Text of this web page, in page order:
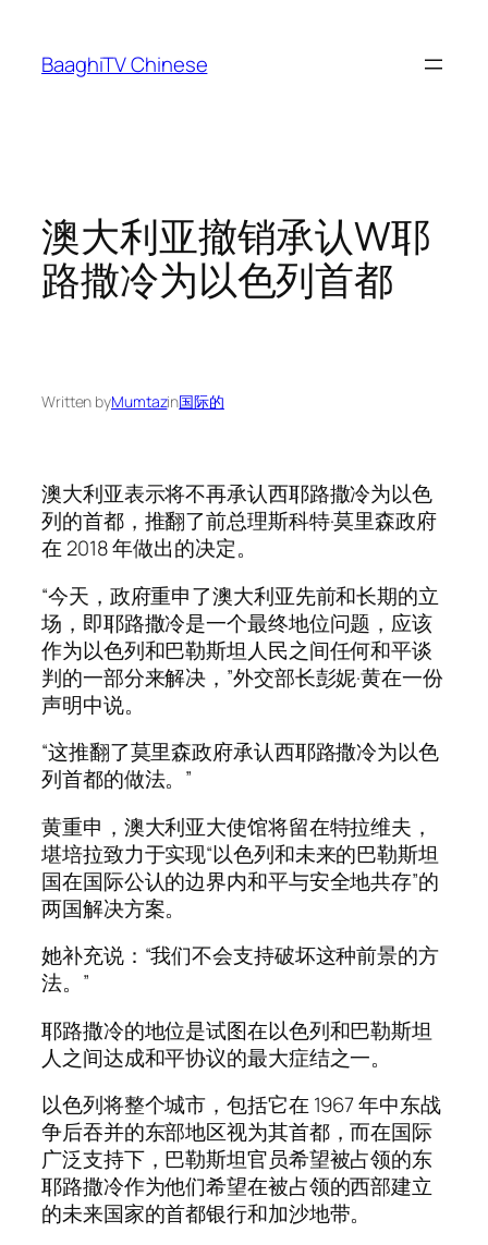
content
BaaghiTV Chinese
澳大利亚撤销承认W耶
路撒冷为以色列首都
Written byMumtazin国际的
澳大利亚表示将不再承认西耶路撒冷为以色
列的首都，推翻了前总理斯科特·莫里森政府
在 2018 年做出的决定。
“今天，政府重申了澳大利亚先前和长期的立
场，即耶路撒冷是一个最终地位问题，应该
作为以色列和巴勒斯坦人民之间任何和平谈
判的一部分来解决，”外交部长彭妮·黄在一份
声明中说。
“这推翻了莫里森政府承认西耶路撒冷为以色
列首都的做法。”
黄重申，澳大利亚大使馆将留在特拉维夫，
堪培拉致力于实现“以色列和未来的巴勒斯坦
国在国际公认的边界内和平与安全地共存”的
两国解决方案。
她补充说：“我们不会支持破坏这种前景的方
法。”
耶路撒冷的地位是试图在以色列和巴勒斯坦
人之间达成和平协议的最大症结之一。
以色列将整个城市，包括它在 1967 年中东战
争后吞并的东部地区视为其首都，而在国际
广泛支持下，巴勒斯坦官员希望被占领的东
耶路撒冷作为他们希望在被占领的西部建立
的未来国家的首都银行和加沙地带。